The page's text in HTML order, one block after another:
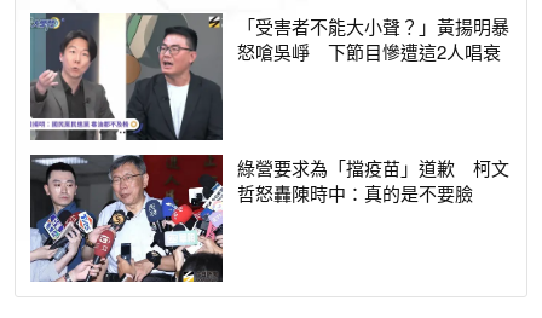
「受害者不能大小聲？」黃揚明暴
怒嗆吳崢 下節目慘遭這2人唱衰
綠營要求為「擋疫苗」道歉 柯文
哲怒轟陳時中：真的是不要臉